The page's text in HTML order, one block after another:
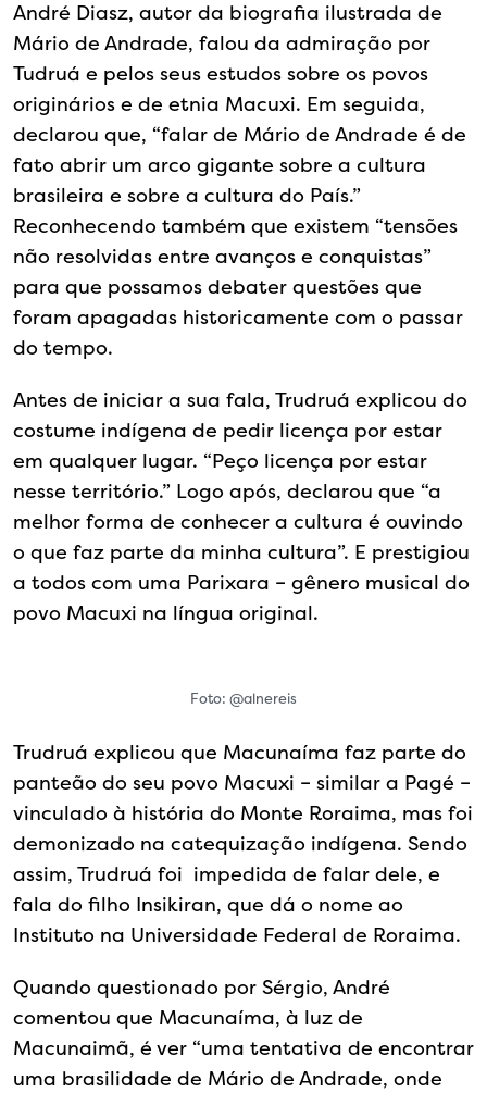
André Diasz, autor da biografia ilustrada de
Mário de Andrade, falou da admiração por
Tudruá e pelos seus estudos sobre os povos
originários e de etnia Macuxi. Em seguida,
declarou que, “falar de Mário de Andrade é de
fato abrir um arco gigante sobre a cultura
brasileira e sobre a cultura do País.”
Reconhecendo também que existem “tensões
não resolvidas entre avanços e conquistas”
para que possamos debater questões que
foram apagadas historicamente com o passar
do tempo.
Antes de iniciar a sua fala, Trudruá explicou do
costume indígena de pedir licença por estar
em qualquer lugar. “Peço licença por estar
nesse território.” Logo após, declarou que “a
melhor forma de conhecer a cultura é ouvindo
o que faz parte da minha cultura”. E prestigiou
a todos com uma Parixara – gênero musical do
povo Macuxi na língua original.
Foto: @alnereis
Trudruá explicou que Macunaíma faz parte do
panteão do seu povo Macuxi – similar a Pagé –
vinculado à história do Monte Roraima, mas foi
demonizado na catequização indígena. Sendo
assim, Trudruá foi impedida de falar dele, e
fala do filho Insikiran, que dá o nome ao
Instituto na Universidade Federal de Roraima.
Quando questionado por Sérgio, André
comentou que Macunaíma, à luz de
Macunaimã, é ver “uma tentativa de encontrar
uma brasilidade de Mário de Andrade, onde